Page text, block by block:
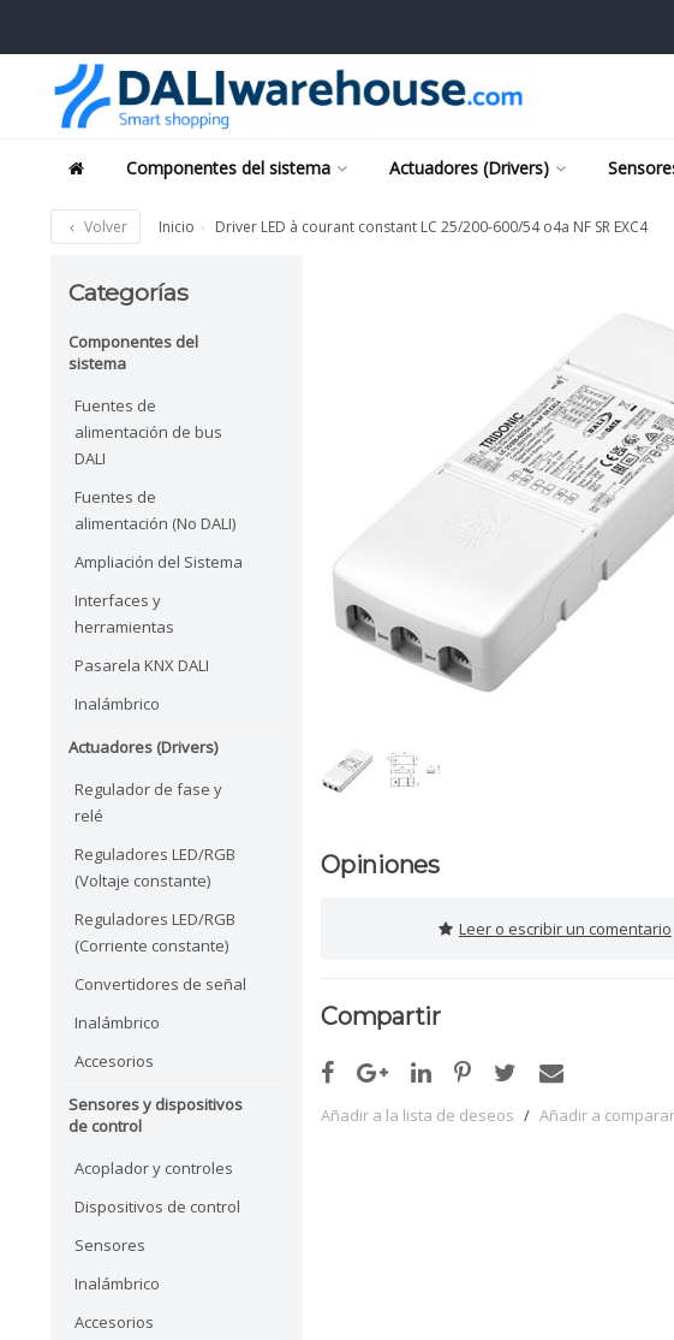
Componentes del sistema Actuadores (Drivers)
Volver Inicio Driver LED à courant constant LC 25/200-600/54 o4a NF SR EXC4
Categorías
Componentes del
sistema
Fuentes de
alimentación de bus
DALI
Fuentes de
alimentación (No DALI)
Ampliación del Sistema
Interfaces y
herramientas
Pasarela KNX DALI
Inalámbrico
Actuadores (Drivers)
Regulador de fase y
relé
Reguladores LED/RGB
(Voltaje constante)
Reguladores LED/RGB
(Corriente constante)
Convertidores de señal
Inalámbrico
Accesorios
Sensores y dispositivos
de control
Acoplador y controles
Dispositivos de control
Sensores
Inalámbrico
Accesorios
Opiniones
Leer o escribir un comentario
Compartir
Añadir a la lista de deseos / Añadir a comparar